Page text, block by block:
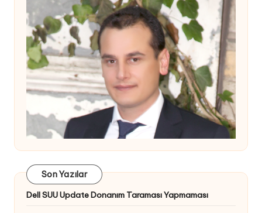
Son Yazılar
Dell SUU Update Donanım Taraması Yapmaması